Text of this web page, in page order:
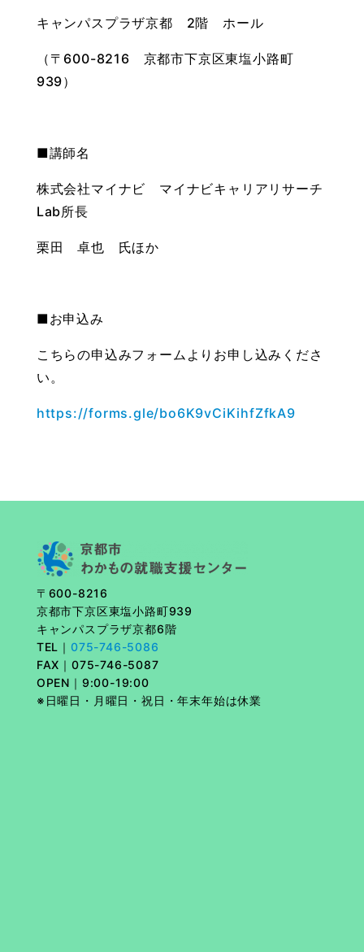
キャンパスプラザ京都 2階 ホール
（〒600-8216 京都市下京区東塩小路町
939）
■講師名
株式会社マイナビ マイナビキャリアリサーチ
Lab所長
栗田 卓也 氏ほか
■お申込み
こちらの申込みフォームよりお申し込みくださ
い。
https://forms.gle/bo6K9vCiKihfZfkA9
〒600-8216
京都市下京区東塩小路町939
キャンパスプラザ京都6階
TEL｜ 075-746-5086
FAX｜ 075-746-5087
OPEN｜9:00-19:00
※日曜日・月曜日・祝日・年末年始は休業